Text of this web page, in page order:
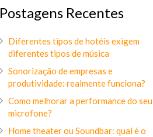
Postagens Recentes
Diferentes tipos de hotéis exigem
diferentes tipos de música
Sonorização de empresas e
produtividade: realmente funciona?
Como melhorar a performance do seu
microfone?
Home theater ou Soundbar: qual é o